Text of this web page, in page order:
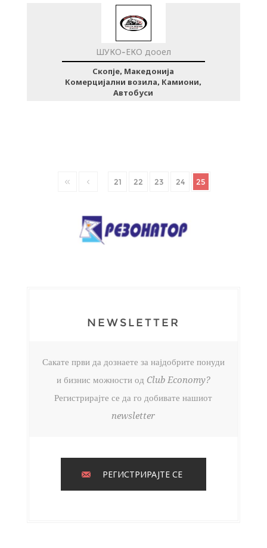
ШУКО-ЕКО дооел
Скопје, Македонија
Комерцијални возила, Камиони,
Автобуси
21 22 23 24 25
NEWSLETTER
Сакате први да дознаете за најдобрите понуди
и бизнис можности од Club Economy?
Регистрирајте се да го добивате нашиот
newsletter
РЕГИСТРИРАЈТЕ СЕ